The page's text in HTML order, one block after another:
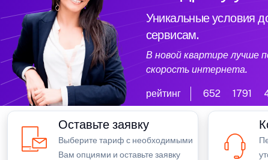
Уникальные условия
сервисам.
В новой квартире лучше
скорость интернета.
рейтинг 652 1791
Оставьте заявку
Выберите тариф с необходимыми
Вам опциями и оставьте заявку